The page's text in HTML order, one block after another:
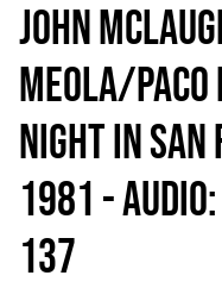
JOHN
MEOLA/
night in San
1981 -
137